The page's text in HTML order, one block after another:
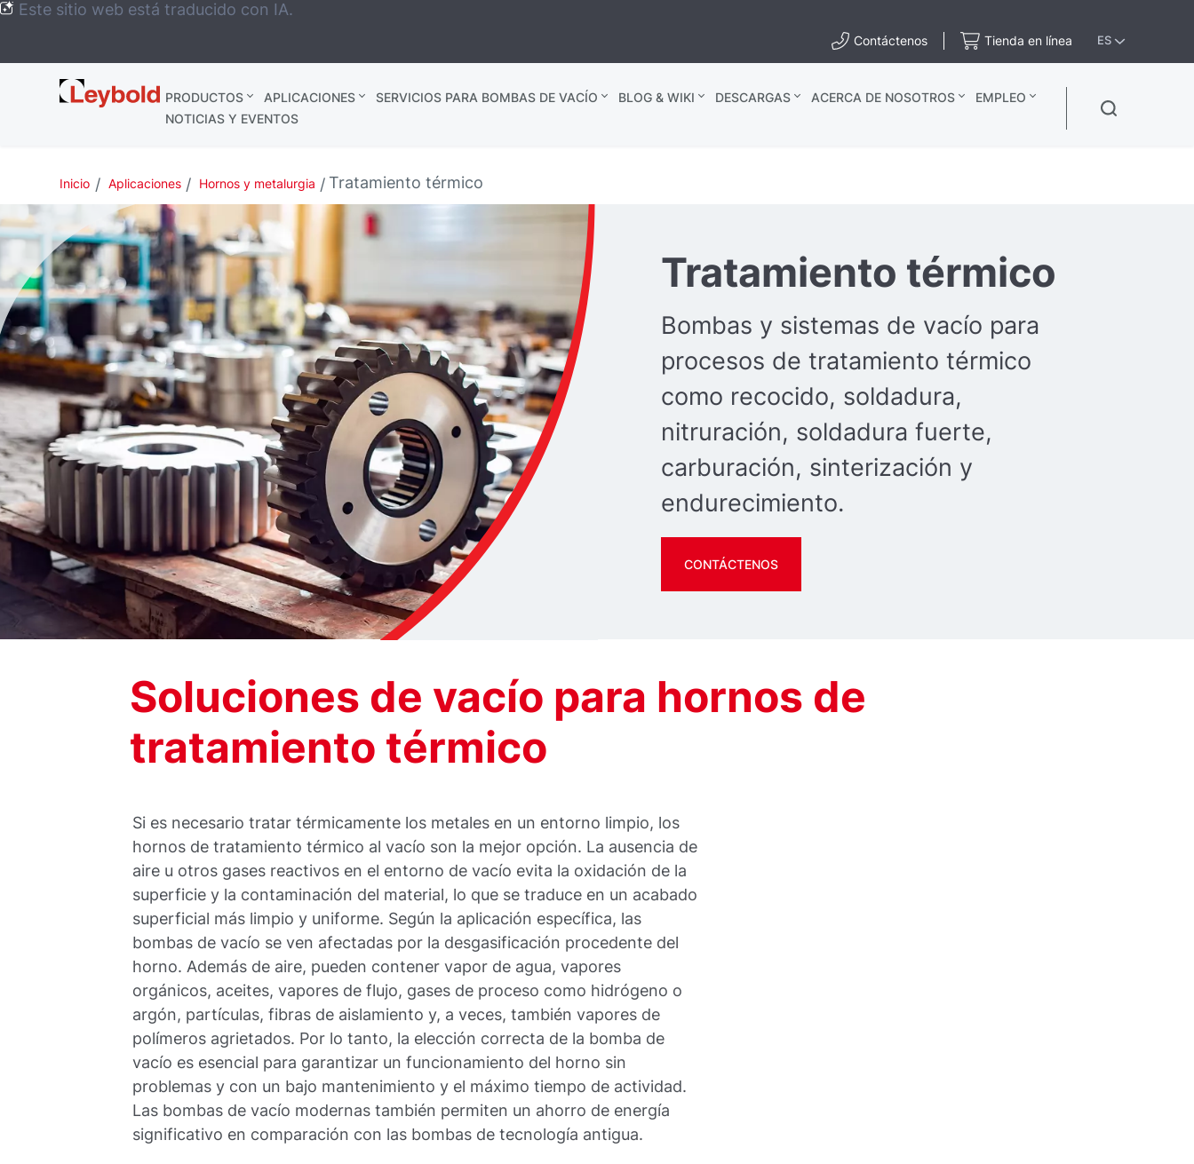
Este sitio web está traducido con IA.
Contáctenos Tienda en línea ES
Leybold
México
PRODUCTOS APLICACIONES SERVICIOS PARA BOMBAS DE VACÍO BLOG & WIKI DESCARGAS ACERCA DE NOSOTROS
EMPLEO
NOTICIAS Y EVENTOS
Inicio Aplicaciones Hornos y metalurgia Tratamiento térmico
Tratamiento térmico
Bombas y sistemas de vacío para
procesos de tratamiento térmico
como recocido, soldadura,
nitruración, soldadura fuerte,
carburación, sinterización y
endurecimiento.
CONTÁCTENOS
Soluciones de vacío para hornos de
tratamiento térmico
Si es necesario tratar térmicamente los metales en un entorno limpio, los
hornos de tratamiento térmico al vacío son la mejor opción. La ausencia de
aire u otros gases reactivos en el entorno de vacío evita la oxidación de la
superficie y la contaminación del material, lo que se traduce en un acabado
superficial más limpio y uniforme. Según la aplicación específica, las
bombas de vacío se ven afectadas por la desgasificación procedente del
horno. Además de aire, pueden contener vapor de agua, vapores
orgánicos, aceites, vapores de flujo, gases de proceso como hidrógeno o
argón, partículas, fibras de aislamiento y, a veces, también vapores de
polímeros agrietados. Por lo tanto, la elección correcta de la bomba de
vacío es esencial para garantizar un funcionamiento del horno sin
problemas y con un bajo mantenimiento y el máximo tiempo de actividad.
Las bombas de vacío modernas también permiten un ahorro de energía
significativo en comparación con las bombas de tecnología antigua.